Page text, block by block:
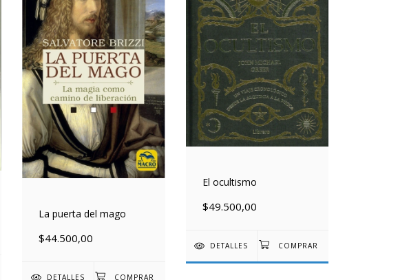
La puerta del mago
$44.500,00
DETALLES
El ocultismo
$49.500,00
DETALLES